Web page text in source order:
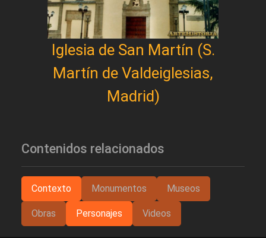
Iglesia de San Martín (S.
Martín de Valdeiglesias,
Madrid)
Contenidos relacionados
Contexto Monumentos Museos
Obras Personajes Videos